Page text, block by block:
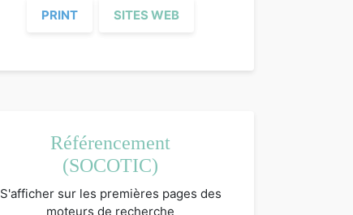
PRINT SITES WEB
Référencement
(SOCOTIC)
S'afficher sur les premières pages des
moteurs de recherche